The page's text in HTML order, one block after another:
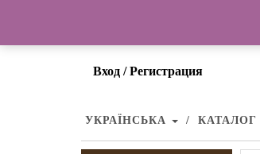
Вход / Регистрация
УКРАЇНСЬКА КАТАЛОГ